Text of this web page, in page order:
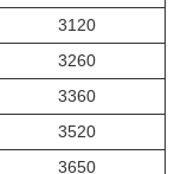
3120
3260
3360
3520
3650